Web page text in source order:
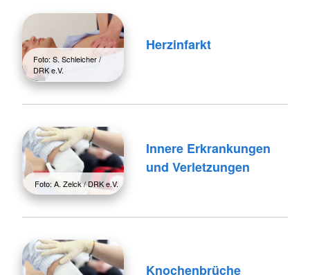
Foto: S. Schleicher /
DRK e.V.
Herzinfarkt
Foto: A. Zelck / DRK e.V.
Innere Erkrankungen
und Verletzungen
Knochenbrüche